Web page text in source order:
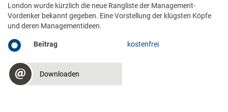
London wurde kürzlich die neue Rangliste der Management-
Vordenker bekannt gegeben. Eine Vorstellung der klügsten Köpfe
und deren Managementideen.
Beitrag kostenfrei
Downloaden